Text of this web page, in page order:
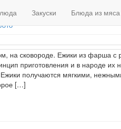
Закуски Блюда из мяса
на сковороде. Ежики из фарша с
приготовления и в народе
Ежики получаются мягкими,
[…]